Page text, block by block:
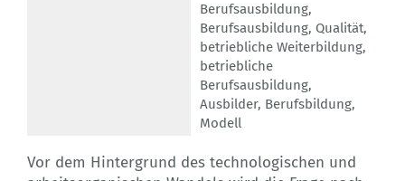
Berufsausbildung,
Berufsausbildung, Qualität,
betriebliche Weiterbildung,
betriebliche
Berufsausbildung,
Ausbilder, Berufsbildung,
Modell
Vor dem Hintergrund des technologischen und